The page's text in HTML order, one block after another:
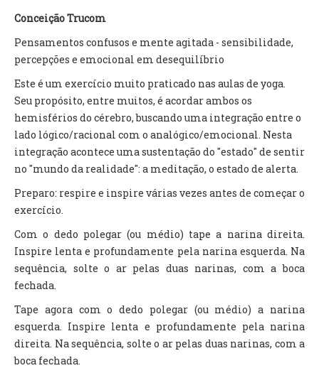
Conceição Trucom
Pensamentos confusos e mente agitada - sensibilidade,
percepções e emocional em desequilíbrio
Este é um exercício muito praticado nas aulas de yoga.
Seu propósito, entre muitos, é acordar ambos os
hemisférios do cérebro, buscando uma integração entre o
lado lógico/racional com o analógico/emocional. Nesta
integração acontece uma sustentação do "estado" de sentir
no "mundo da realidade": a meditação, o estado de alerta.
Preparo: respire e inspire várias vezes antes de começar o
exercício.
Com o dedo polegar (ou médio) tape a narina direita.
Inspire lenta e profundamente pela narina esquerda. Na
sequência, solte o ar pelas duas narinas, com a boca
fechada.
Tape agora com o dedo polegar (ou médio) a narina
esquerda. Inspire lenta e profundamente pela narina
direita. Na sequência, solte o ar pelas duas narinas, com a
boca fechada.